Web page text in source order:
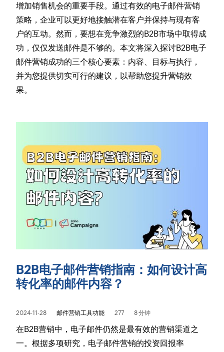
增加销售机会的重要手段。通过有效的电子邮件营销
策略，企业可以更好地接触潜在客户并保持与现有客
户的互动。然而，要想在竞争激烈的B2B市场中取得成
功，仅仅发送邮件是不够的。本文将深入探讨B2B电子
邮件营销成功的三个核心要素：内容、目标与执行，
并为您提供切实可行的建议，以帮助您提升营销效
果。
B2B电子邮件营销指南：如何设计高
转化率的邮件内容？
2024-11-28 邮件营销工具功能 277 8 分钟
在B2B营销中，电子邮件仍然是最有效的营销渠道之
一。根据多项研究，电子邮件营销的投资回报率